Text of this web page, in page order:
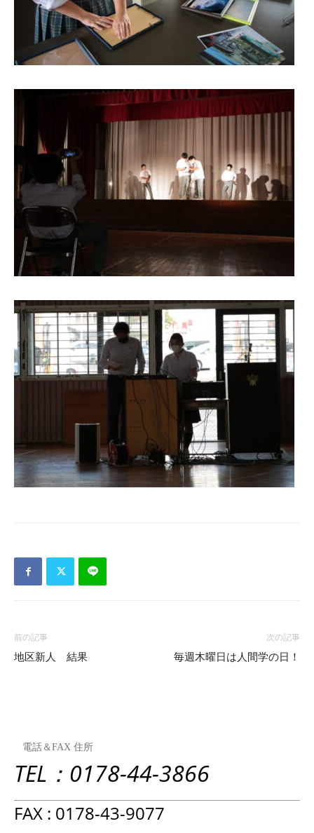
前の記事
地区新人 結果
次の記事
毎週木曜日は人間学の日！
電話＆FAX 住所
TEL：0178-44-3866
FAX : 0178-43-9077